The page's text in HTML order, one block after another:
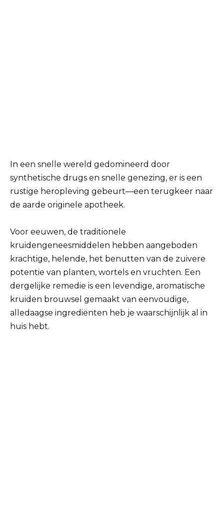
In een snelle wereld gedomineerd door
synthetische drugs en snelle genezing, er is een
rustige heropleving gebeurt—een terugkeer naar
de aarde originele apotheek.
Voor eeuwen, de traditionele
kruidengeneesmiddelen hebben aangeboden
krachtige, helende, het benutten van de zuivere
potentie van planten, wortels en vruchten. Een
dergelijke remedie is een levendige, aromatische
kruiden brouwsel gemaakt van eenvoudige,
alledaagse ingrediënten heb je waarschijnlijk al in
huis hebt.